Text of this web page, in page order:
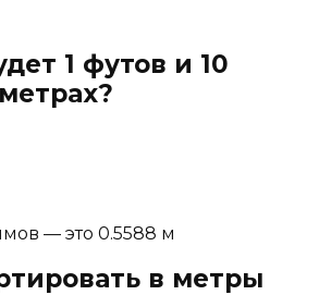
1 футов и 10
— это 0.5588 м
в метры